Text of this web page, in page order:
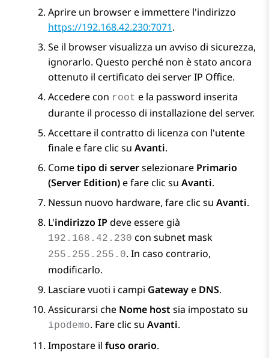
Aprire un browser e immettere l'indirizzo
https://192.168.42.230:7071.
Se il browser visualizza un avviso di sicurezza,
ignorarlo. Questo perché non è stato ancora
ottenuto il certificato dei serverIP Office.
Accedere con root e la password inserita
durante il processo di installazione del server.
Accettare il contratto di licenza con l'utente
finale e fare clic su Avanti.
Cometipo di serverselezionare Primario
(Server Edition)e fare clic su Avanti.
Nessun nuovo hardware, fare clic su Avanti.
L'indirizzo IP deve essere già
192.168.42.230 con subnet mask
255.255.255.0. In caso contrario,
modificarlo.
Lasciare vuoti i campi Gatewaye DNS.
Assicurarsi che Nome host sia impostato su
ipodemo. Fare clic su Avanti.
Impostare il fuso orario.